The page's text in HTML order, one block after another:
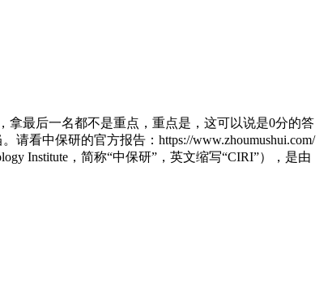
拿最后一名都不是重点，重点是，这可以说是0分的答
看中保研的官方报告：https://www.zhoumushui.com/
Institute，简称“中保研”，英文缩写“CIRI”），是由